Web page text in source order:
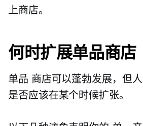
上商店。
何时扩展单品商店
单品 商店可以蓬勃发展，但
是否应该在某个时候扩张。